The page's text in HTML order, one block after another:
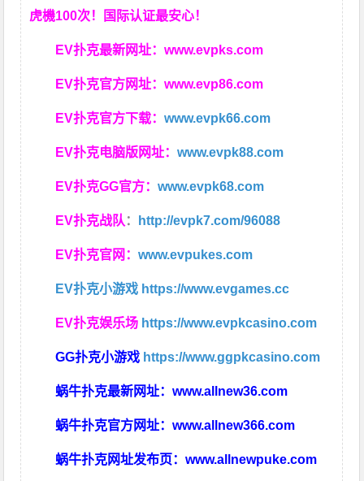
虎機100次！国际认证最安心！
EV扑克最新网址：www.evpks.com
EV扑克官方网址：www.evp86.com
EV扑克官方下载：www.evpk66.com
EV扑克电脑版网址：www.evpk88.com
EV扑克GG官方：www.evpk68.com
EV扑克战队： http://evpk7.com/96088
EV扑克官网：www.evpukes.com
EV扑克小游戏 https://www.evgames.cc
EV扑克娱乐场 https://www.evpkcasino.com
GG扑克小游戏 https://www.ggpkcasino.com
蜗牛扑克最新网址：www.allnew36.com
蜗牛扑克官方网址：www.allnew366.com
蜗牛扑克网址发布页：www.allnewpuke.com